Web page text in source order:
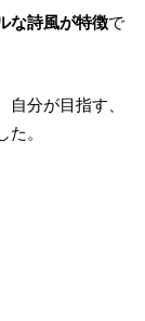
な詩風が特徴で
分が目指す、
。